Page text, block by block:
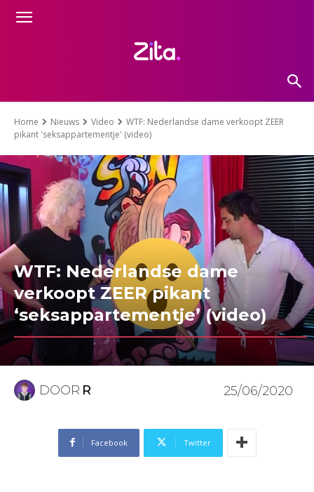
Home Nieuws Video
WTF: Nederlandse dame verkoopt ZEER
pikant 'seksappartementje' (video)
WTF: Nederlandse dame
verkoopt ZEER pikant
‘seksappartementje’ (video)
DOOR R 25/06/2020
Facebook Twitter